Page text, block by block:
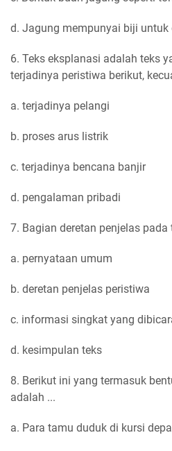
d. Jagung mempunyai biji untuk
6. Teks eksplanasi adalah teks
terjadinya peristiwa berikut,
a. terjadinya pelangi
b. proses arus listrik
c. terjadinya bencana banjir
d. pengalaman pribadi
7. Bagian deretan penjelas
a. pernyataan umum
b. deretan penjelas peristiwa
c. informasi singkat yang
d. kesimpulan teks
8. Berikut ini yang termasuk
adalah ...
a. Para tamu duduk di kursi